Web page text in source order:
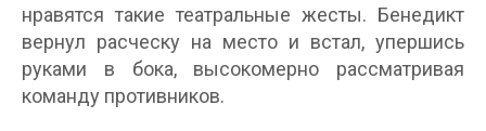
нравятся такие театральные жесты. Бенедикт
вернул расческу на место и встал, упершись
руками в бока, высокомерно рассматривая
команду противников.